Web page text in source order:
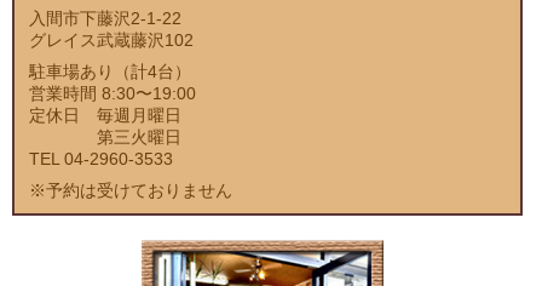
入間市下藤沢2-1-22
グレイス武蔵藤沢102
駐車場あり（計4台）
営業時間 8:30〜19:00
定休日 毎週月曜日
第三火曜日
TEL 04-2960-3533
※予約は受けておりません